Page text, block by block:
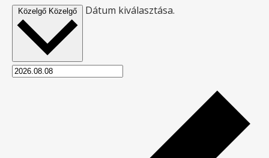
Közelgő Közelgő Dátum kiválasztása.